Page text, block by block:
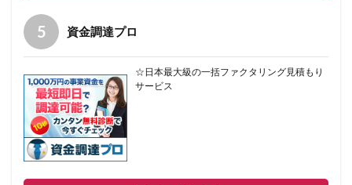
資金調達プロ
☆日本最大級の一括ファクタリング見積もり
サービス